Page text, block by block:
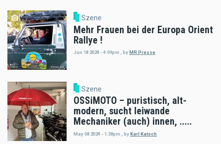
Szene
Mehr Frauen bei der Europa Orient
Rallye !
Jun 18 2024 - 4:09pm byMR Presse
Szene
OSSiMOTO – puristisch, alt-
modern, sucht leiwande
Mechaniker (auch) innen, .....
May 08 2024 - 1:38pm byKarl Katoch